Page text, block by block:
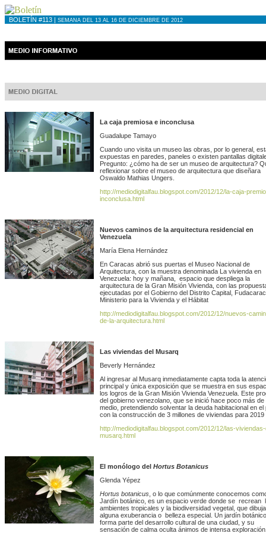
BOLETÍN #113 | SEMANA DEL 13 AL 16 DE DICIEMBRE DE 2012
La caja premiosa e inconclusa
Guadalupe Tamayo
Cuando uno visita un museo las obras, por lo general,
expuestas en paredes, paneles o existen pantallas
Pregunto: ¿cómo ha de ser un museo de arquitectura?
reflexionar sobre el museo de arquitectura que diseñara
Oswaldo Mathias Ungers.
http://mediodigitalfau.blogspot.com/2012/12/la-caja-
inconclusa.html
Nuevos caminos de la arquitectura residencial en
Venezuela
María Elena Hernández
En Caracas abrió sus puertas el Museo Nacional de
Arquitectura, con la muestra denominada La vivienda en
Venezuela: hoy y mañana, espacio que despliega la
arquitectura de la Gran Misión Vivienda, con las
ejecutadas por el Gobierno del Distrito Capital,
Ministerio para la Vivienda y el Hábitat
http://mediodigitalfau.blogspot.com/2012/12/nuevos-
de-la-arquitectura.html
Las viviendas del Musarq
Beverly Hernández
Al ingresar al Musarq inmediatamente capta toda la
principal y única exposición que se muestra en sus
los logros de la Gran Misión Vivienda Venezuela. Este
del gobierno venezolano, que se inició hace poco más de
medio, pretendiendo solventar la deuda habitacional en el
con la construcción de 3 millones de viviendas para 2019
http://mediodigitalfau.blogspot.com/2012/12/las-
musarq.html
El monólogo del Hortus Botanicus
Glenda Yépez
Hortus botanicus , o lo que comúnmente conocemos
Jardín botánico, es un espacio verde donde se recrean
ambientes tropicales y la biodiversidad vegetal, que dibuja
alguna exuberancia o belleza especial. Un jardín botánico
forma parte del desarrollo cultural de una ciudad, y su
sensación de calma oculta ánimos de intensa exploración.